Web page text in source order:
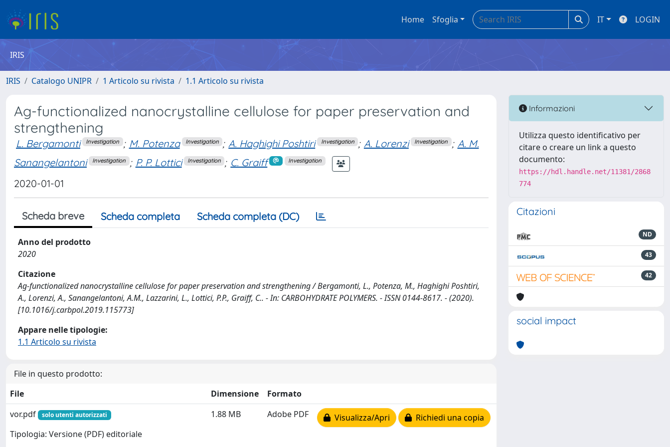
Home Sfoglia IT LOGIN
IRIS
IRIS Catalogo UNIPR 1 Articolo su rivista 1.1 Articolo su rivista
Ag-functionalized nanocrystalline cellulose for paper preservation and
strengthening
L. Bergamonti Investigation ; M. Potenza Investigation ; A. Haghighi Poshtiri Investigation ; A. Lorenzi Investigation ; A. M.
Sanangelantoni
Investigation ; P. P. Lottici Investigation ; C. Graiff Investigation
2020-01-01
Scheda breve Scheda completa Scheda completa (DC)
Anno del prodotto
2020
Citazione
Ag-functionalized nanocrystalline cellulose for paper preservation and strengthening / Bergamonti, L., Potenza, M., Haghighi Poshtiri,
A., Lorenzi, A., Sanangelantoni, A.M., Lazzarini, L., Lottici, P.P., Graiff, C.. - In: CARBOHYDRATE POLYMERS. - ISSN 0144-8617. - (2020).
[10.1016/j.carbpol.2019.115773]
Appare nelle tipologie:
1.1 Articolo su rivista
File in questo prodotto:
File
Dimensione
Formato
vor.pdf
solo utenti autorizzati
Tipologia: Versione (PDF) editoriale
1.88 MB Adobe PDF Visualizza/Apri Richiedi una copia
Informazioni
Utilizza questo identificativo per
citare o creare un link a questo
documento:
https://hdl.handle.net/11381/2868
774
Citazioni
ND
43
42
social impact